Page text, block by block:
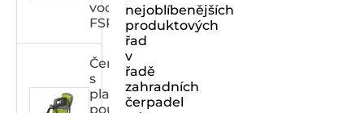
vodu
FSPXXX31DW
Čerpadlo
s
plastovým
pouzdrem
nejoblíbenějších
produktových
řad
v
řadě
zahradních
čerpadel